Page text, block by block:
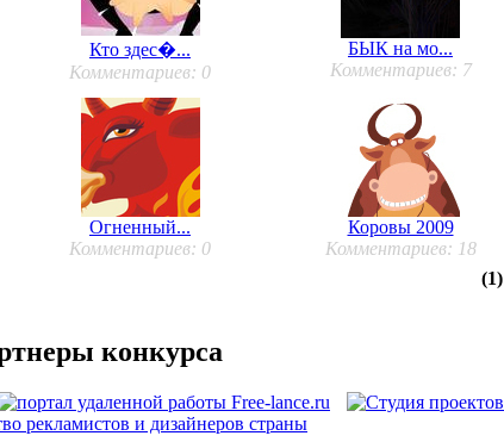
Кто здес�...
Комментариев: 0
БЫК на мо...
Комментариев: 7
Огненный...
Комментариев: 0
Коровы 2009
Комментариев: 18
(1)
конкурса